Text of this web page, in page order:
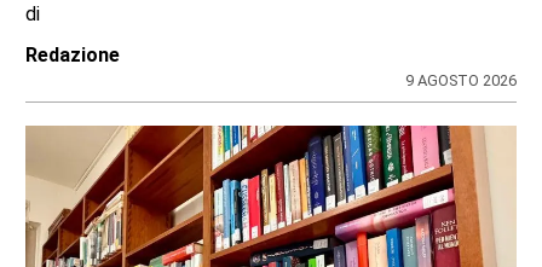
di
Redazione
9 AGOSTO 2026